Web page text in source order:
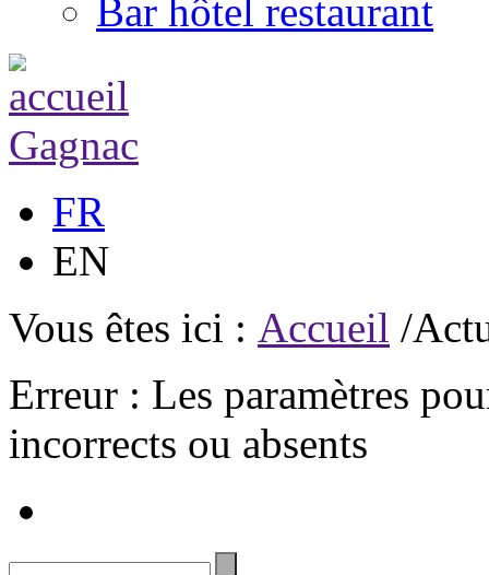
Bar hôtel restaurant
FR
EN
Vous êtes ici : Accueil /
Erreur : Les paramètres
incorrects ou absents